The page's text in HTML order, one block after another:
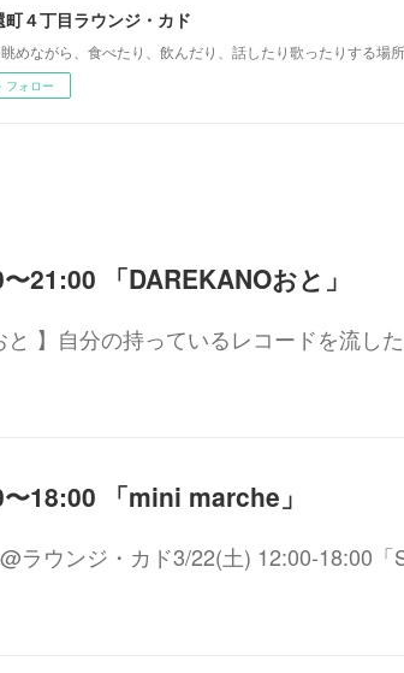
町４丁目ラウンジ・カド
めながら、食べたり、飲んだり、話したり歌ったりする場所
フォロー
21:00 「DAREKANOおと」
と 】自分の持っているレコードを流し
18:00 「mini marche」
@ラウンジ・カド3/22(土) 12:00-18:00